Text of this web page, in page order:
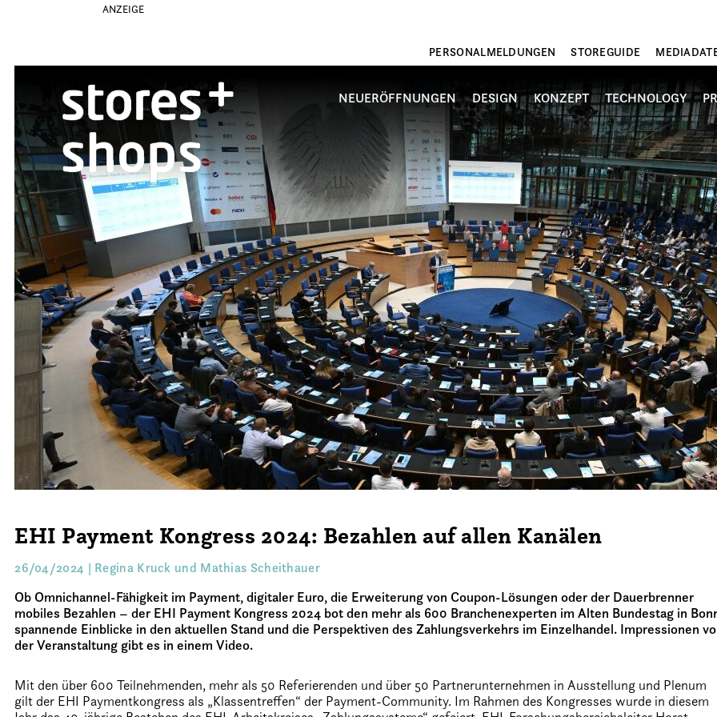
ANZEIGE
PERSONALMELDUNGEN STOREGUIDE
NEUERÖFFNUNGEN DESIGN KONZEPT TECHNOLOGY
EHI Payment Kongress 2024: Bezahlen auf allen Kanälen
26/04/2024 | Regina Kruck und Mathias Scheithauer
Ob Omnichannel-Fähigkeit im Payment, digitaler Euro, die Erweiterung von Coupon-Lösungen oder der Dauerbrenner
mobiles Bezahlen – der EHI Payment Kongress 2024 bot den mehr als 600 Branchenexperten im Alten Bundestag in
spannende Einblicke in den aktuellen Stand und die Perspektiven des Zahlungsverkehrs im Einzelhandel. Impressionen
der Veranstaltung gibt es in einem Video.
Mit den über 600 Teilnehmenden, mehr als 50 Referierenden und über 50 Partnerunternehmen in Ausstellung und Plenum
gilt der EHI Paymentkongress als „Klassentreffen“ der Payment-Community. Im Rahmen des Kongresses wurde in diesem